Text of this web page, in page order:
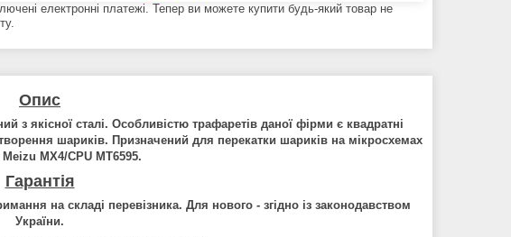
електронні платежі. Тепер ви можете купити будь-який товар не
Опис
з якісної сталі. Особливістю трафаретів даної фірми є квадратні
шариків. Призначений для перекатки шариків на мікросхемах
MX4/CPU MT6595.
Гарантія
на складі перевізника. Для нового - згідно із законодавством
України.